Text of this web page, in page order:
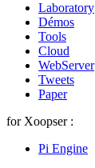
Laboratory
Démos
Tools
Cloud
WebServer
Tweets
Paper
for Xoopser :
Pi Engine